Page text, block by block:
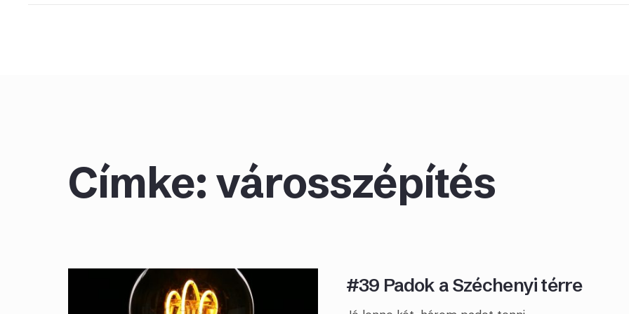
Címke: városszépítés
#39 Padok a Széchenyi térre